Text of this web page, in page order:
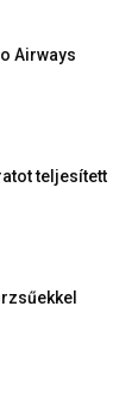
Airways
teljesített